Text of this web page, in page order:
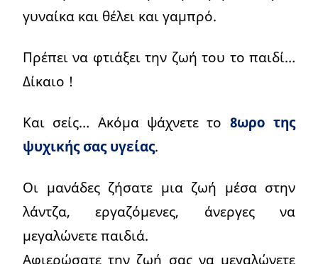
γυναίκα και θέλει και γαμπρό.
Πρέπει να φτιάξει την ζωή του το παιδί…
Δίκαιο !
Και σείς… Ακόμα ψάχνετε το 8ωρο της
ψυχικής σας υγείας.
Οι μανάδες ζήσατε μια ζωή μέσα στην
λάντζα, εργαζόμενες, άνεργες να
μεγαλώνετε παιδιά.
Αφιερώσατε την ζωή σας να μεγαλώνετε